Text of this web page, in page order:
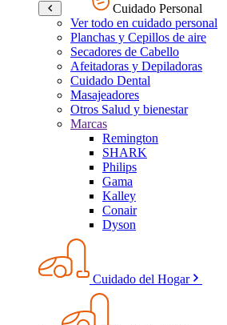
Cuidado Personal
Ver todo en cuidado personal
Planchas y Cepillos de aire
Secadores de Cabello
Afeitadoras y Depiladoras
Cuidado Dental
Masajeadores
Otros Salud y bienestar
Marcas
Remington
SHARK
Philips
Gama
Kalley
Conair
Dyson
Cuidado del Hogar